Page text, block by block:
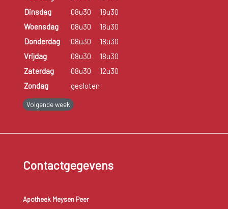
Dinsdag
08u30
18u30
Woensdag
08u30
18u30
Donderdag
08u30
18u30
Vrijdag
08u30
18u30
Zaterdag
08u30
12u30
Zondag
gesloten
Volgende week
Contactgegevens
Apotheek Meysen Peer